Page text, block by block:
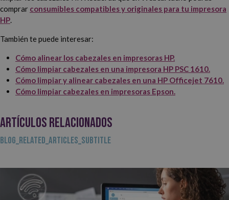
comprar consumibles compatibles y originales para tu impresora
HP.
También te puede interesar:
Cómo alinear los cabezales en impresoras HP.
Cómo limpiar cabezales en una impresora HP PSC 1610.
Cómo limpiar y alinear cabezales en una HP Officejet 7610.
Cómo limpiar cabezales en impresoras Epson.
ARTÍCULOS RELACIONADOS
BLOG_RELATED_ARTICLES_SUBTITLE